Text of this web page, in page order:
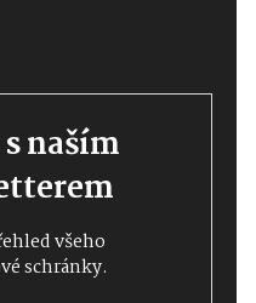
naším
všeho
schránky.